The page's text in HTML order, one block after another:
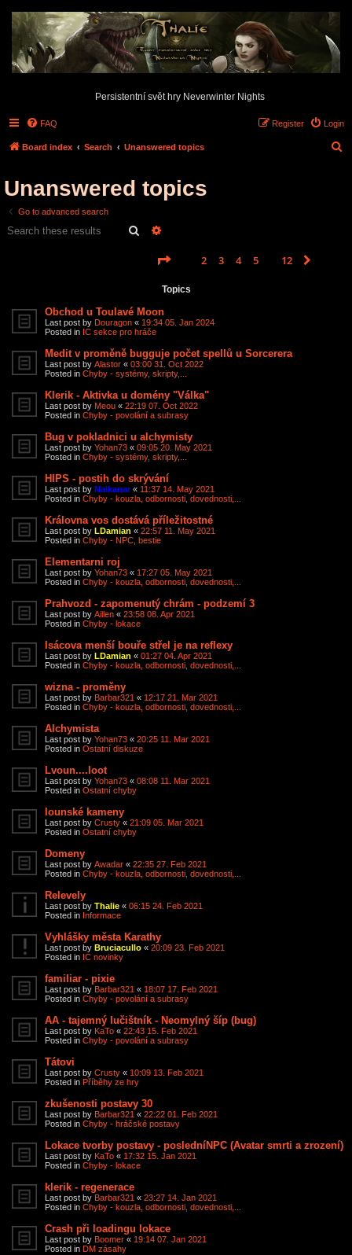
Persistentní svět hry Neverwinter Nights
FAQ Login
Register
Board index Search Unanswered topics
Unanswered topics
Go to advanced search
Search
Page 1of 12
2 3 4 5 12
Topics
Obchod u Toulavé Moon
Last post by Douragon « 19:34 05. Jan 2024
Posted in IC sekce pro hráče
Medit v proměně bugguje počet spellů u Sorcerera
Last post by Alastor « 03:00 31. Oct 2022
Posted in Chyby - systémy, skripty,...
Klerik - Aktivka u domény "Válka"
Last post by Meou « 22:19 07. Oct 2022
Posted in Chyby - povolání a subrasy
Bug v pokladnici u alchymisty
Last post by Yohan73 « 09:05 20. May 2021
Posted in Chyby - systémy, skripty,...
HIPS - postih do skrývání
Last post by Nalkanar« 11:37 14. May 2021
Posted in Chyby - kouzla, odbornosti, dovednosti,...
Královna vos dostává příležitostné
Last post by LDamian « 22:57 11. May 2021
Posted in Chyby - NPC, bestie
Elementarni roj
Last post by Yohan73 « 17:27 05. May 2021
Posted in Chyby - kouzla, odbornosti, dovednosti,...
Prahvozd - zapomenutý chrám - podzemí 3
Last post by Aillen « 23:58 08. Apr 2021
Posted in Chyby - lokace
Isácova menší bouře střel je na reflexy
Last post by LDamian « 01:27 04. Apr 2021
Posted in Chyby - kouzla, odbornosti, dovednosti,...
wizna - proměny
Last post by Barbar321 « 12:17 21. Mar 2021
Posted in Chyby - kouzla, odbornosti, dovednosti,...
Alchymista
Last post by Yohan73 « 20:25 11. Mar 2021
Posted in Ostatní diskuze
Lvoun....loot
Last post by Yohan73 « 08:08 11. Mar 2021
Posted in Ostatní chyby
Iounské kameny
Last post by Crusty « 21:09 05. Mar 2021
Posted in Ostatní chyby
Domeny
Last post by Awadar « 22:35 27. Feb 2021
Posted in Chyby - kouzla, odbornosti, dovednosti,...
Relevely
Last post by Thalie « 06:15 24. Feb 2021
Posted in Informace
Vyhlášky města Karathy
Last post by Bruciacullo « 20:09 23. Feb 2021
Posted in IC novinky
familiar - pixie
Last post by Barbar321 « 18:07 17. Feb 2021
Posted in Chyby - povolání a subrasy
AA - tajemný lučištník - Neomylný šíp (bug)
Last post by KaTo « 22:43 15. Feb 2021
Posted in Chyby - povolání a subrasy
Tátovi
Last post by Crusty « 10:09 13. Feb 2021
Posted in Příběhy ze hry
zkušenosti postavy 30
Last post by Barbar321 « 22:22 01. Feb 2021
Posted in Chyby - hráčské postavy
Lokace tvorby postavy - posledníNPC (Avatar smrti a zrození)
Last post by KaTo « 17:32 15. Jan 2021
Posted in Chyby - lokace
klerik - regenerace
Last post by Barbar321 « 23:27 14. Jan 2021
Posted in Chyby - kouzla, odbornosti, dovednosti,...
Crash při loadingu lokace
Last post by Boomer « 19:14 07. Jan 2021
Posted in DM zásahy